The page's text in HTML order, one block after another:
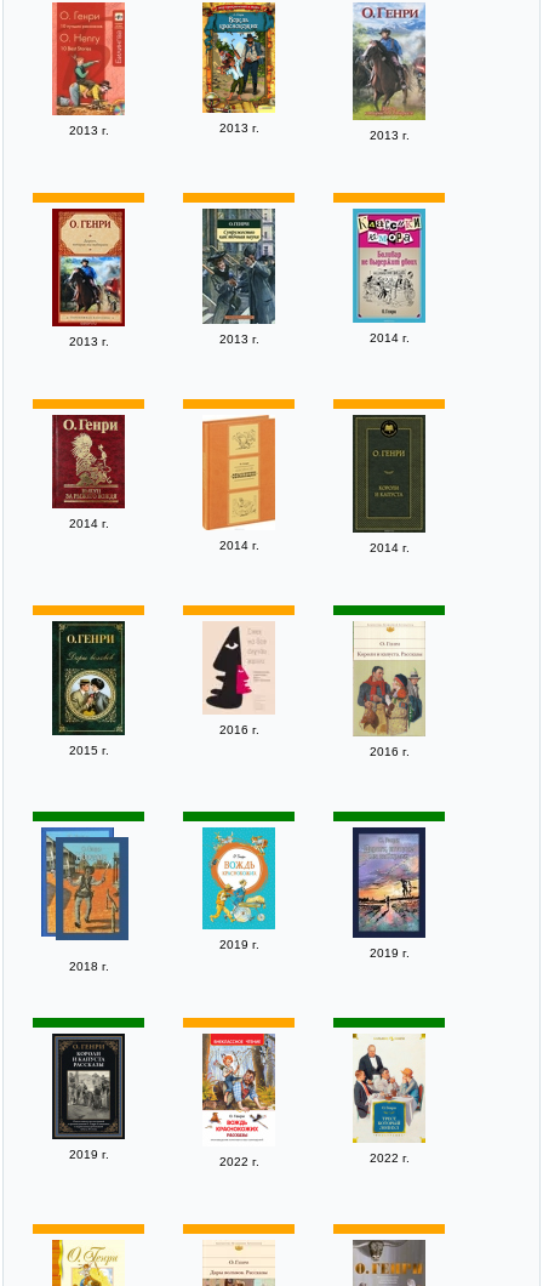
2013 г. 2013 г.
2013 г.
2013 г. 2013 г. 2014 г.
2014 г.
2014 г.
2014 г.
2015 г.
2016 г.
2016 г.
2018 г.
2019 г.
2019 г.
2019 г.
2022 г. 2022 г.